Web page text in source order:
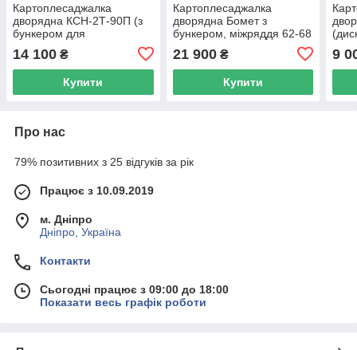
Картоплесаджалка
дворядна КСН-2Т-90П (з
бункером для
14 100 ₴
Купити
Картоплесаджалка
дворядна Бомет з
бункером, міжряддя 62-68
21 900₴
Купити
9
Про нас
79% позитивних з 25 відгуків за рік
Працює з 10.09.2019
м. Дніпро
Дніпро, Україна
Контакти
Сьогодні працює з 09:00 до 18:00
Показати весь графік роботи